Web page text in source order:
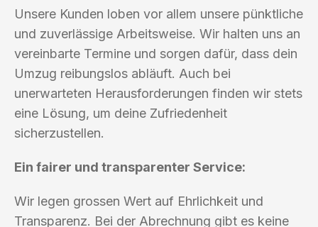
Unsere Kunden loben vor allem unsere pünktliche
und zuverlässige Arbeitsweise. Wir halten uns an
vereinbarte Termine und sorgen dafür, dass dein
Umzug reibungslos abläuft. Auch bei
unerwarteten Herausforderungen finden wir stets
eine Lösung, um deine Zufriedenheit
sicherzustellen.
Ein fairer und transparenter Service:
Wir legen grossen Wert auf Ehrlichkeit und
Transparenz. Bei der Abrechnung gibt es keine